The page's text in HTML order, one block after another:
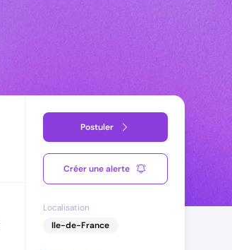
Postuler
Créer une alerte
Localisation
Ile-de-France